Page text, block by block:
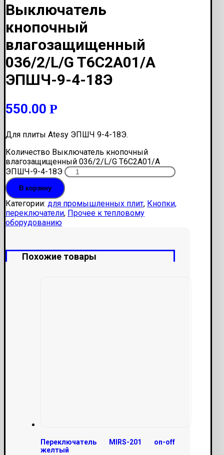
Выключатель
кнопочный
влагозащищенный
036/2/L/G T6C2A01/A
ЭПШЧ-9-4-18Э
550.00 Р
Для плиты Atesy ЭПШЧ 9-4-18Э.
Количество Выключатель кнопочный
влагозащищенный 036/2/L/G T6C2A01/A
ЭПШЧ-9-4-18Э
В корзину
Категории: для промышленных плит, Кнопки,
переключатели, Прочее к тепловому
оборудованию
Похожие товары
Переключатель MIRS-201 on-off
желтый